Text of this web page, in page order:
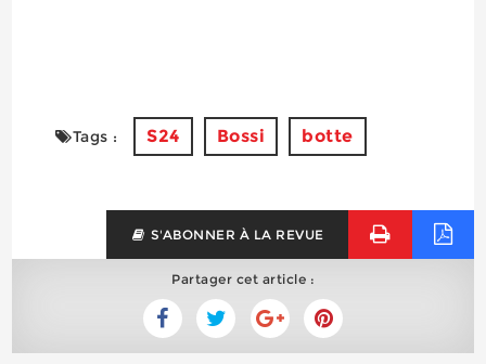
Tags : S24 Bossi botte
S'ABONNER À LA REVUE
Partager cet article :